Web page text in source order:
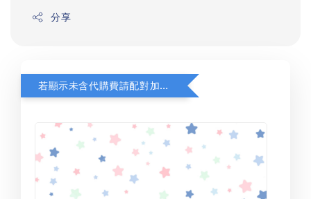
分享
若顯示未含代購費請配對加購(未加購視同無效訂單)